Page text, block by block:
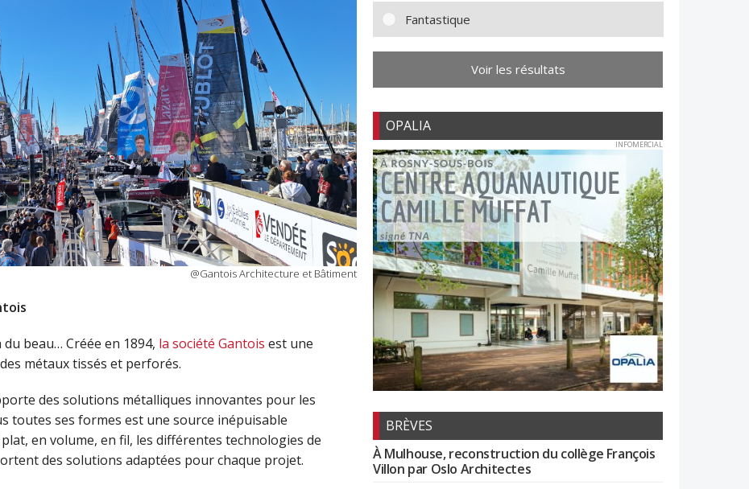
@Gantois Architecture et Bâtiment
beau… Créée en 1894, la société Gantois est une
métaux tissés et perforés.
des solutions métalliques innovantes pour les
toutes ses formes est une source inépuisable
en volume, en fil, les différentes technologies de
des solutions adaptées pour chaque projet.
Fantastique
Voir les résultats
OPALIA
INFOMERCIAL
BRÈVES
À Mulhouse, reconstruction du collège François
Villon par Oslo Architectes